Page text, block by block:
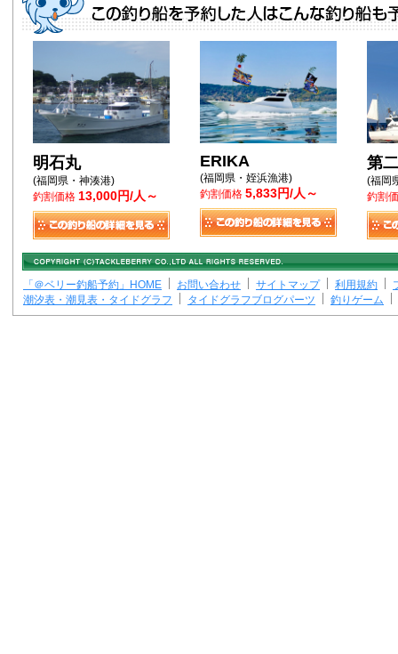
明石丸
(福岡県・神湊港)
釣割価格 13,000円/人～
ERIKA
(福岡県・姪浜漁港)
釣割価格 5,833円/人～
第
(福岡
釣割
「＠ベリー釣船予約」HOME お問い合わせ サイトマップ 利用規約
潮汐表・潮見表・タイドグラフ
タイドグラフブログパーツ 釣りゲーム